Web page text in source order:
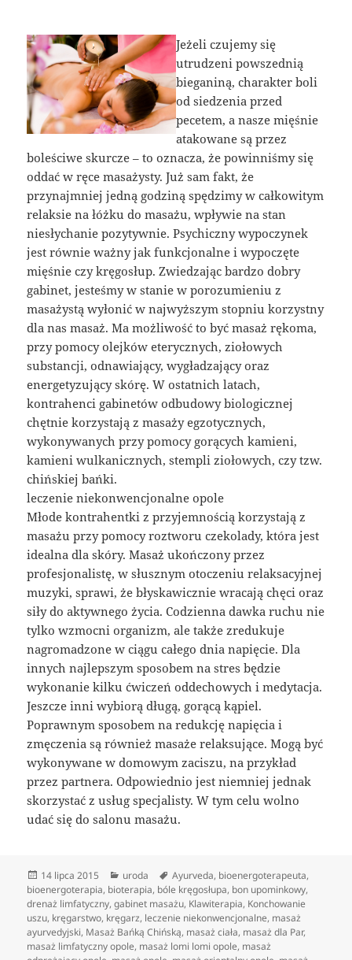
Jeżeli czujemy się
utrudzeni powszednią
bieganiną, charakter boli
od siedzenia przed
pecetem, a nasze mięśnie
atakowane są przez
boleściwe skurcze – to oznacza, że powinniśmy się
oddać w ręce masażysty. Już sam fakt, że
przynajmniej jedną godziną spędzimy w całkowitym
relaksie na łóżku do masażu, wpływie na stan
niesłychanie pozytywnie. Psychiczny wypoczynek
jest równie ważny jak funkcjonalne i wypoczęte
mięśnie czy kręgosłup. Zwiedzając bardzo dobry
gabinet, jesteśmy w stanie w porozumieniu z
masażystą wyłonić w najwyższym stopniu korzystny
dla nas masaż. Ma możliwość to być masaż rękoma,
przy pomocy olejków eterycznych, ziołowych
substancji, odnawiający, wygładzający oraz
energetyzujący skórę. W ostatnich latach,
kontrahenci gabinetów odbudowy biologicznej
chętnie korzystają z masaży egzotycznych,
wykonywanych przy pomocy gorących kamieni,
kamieni wulkanicznych, stempli ziołowych, czy tzw.
chińskiej bańki.
leczenie niekonwencjonalne opole
Młode kontrahentki z przyjemnością korzystają z
masażu przy pomocy roztworu czekolady, która jest
idealna dla skóry. Masaż ukończony przez
profesjonalistę, w słusznym otoczeniu relaksacyjnej
muzyki, sprawi, że błyskawicznie wracają chęci oraz
siły do aktywnego życia. Codzienna dawka ruchu nie
tylko wzmocni organizm, ale także zredukuje
nagromadzone w ciągu całego dnia napięcie. Dla
innych najlepszym sposobem na stres będzie
wykonanie kilku ćwiczeń oddechowych i medytacja.
Jeszcze inni wybiorą długą, gorącą kąpiel.
Poprawnym sposobem na redukcję napięcia i
zmęczenia są również masaże relaksujące. Mogą być
wykonywane w domowym zaciszu, na przykład
przez partnera. Odpowiednio jest niemniej jednak
skorzystać z usług specjalisty. W tym celu wolno
udać się do salonu masażu.
Data
publikacji
14 lipca 2015 Kategorie
uroda Tagi
Ayurveda, bioenergoterapeuta,
bioenergoterapia, bioterapia, bóle kręgosłupa, bon upominkowy,
drenaż limfatyczny,gabinet masażu, Klawiterapia, Konchowanie
uszu, kręgarstwo, kręgarz, leczenie niekonwencjonalne, masaż
ayurvedyjski, Masaż Bańką Chińską, masaż ciała, masaż dla Par,
masaż limfatyczny opole, masaż lomi lomi opole, masaż